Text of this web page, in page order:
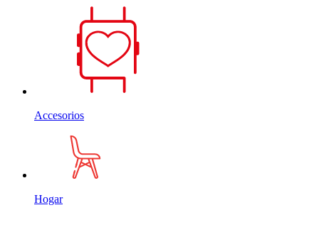
Accesorios
Hogar